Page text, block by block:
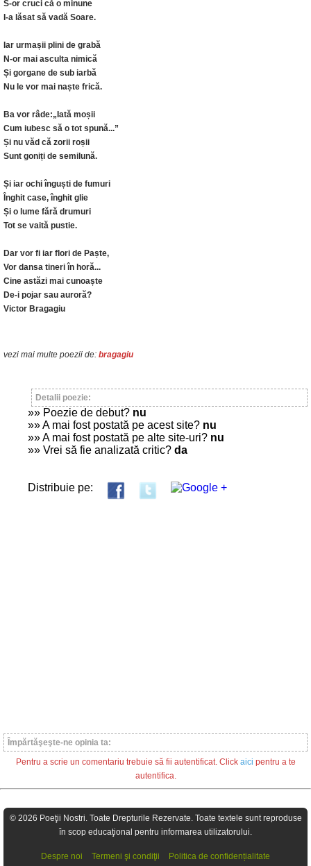
S-or cruci că o minune
I-a lăsat să vadă Soare.
Iar urmașii plini de grabă
N-or mai asculta nimică
Și gorgane de sub iarbă
Nu le vor mai naște frică.
Ba vor râde:„Iată moșii
Cum iubesc să o tot spună...”
Și nu văd că zorii roșii
Sunt goniți de semilună.
Și iar ochi înguști de fumuri
Înghit case, înghit glie
Și o lume fără drumuri
Tot se vaită pustie.
Dar vor fi iar flori de Paște,
Vor dansa tineri în horă...
Cine astăzi mai cunoaște
De-i pojar sau auroră?
Victor Bragagiu
vezi mai multe poezii de: bragagiu
Detalii poezie:
»» Poezie de debut? nu
»» A mai fost postată pe acest site? nu
»» A mai fost postată pe alte site-uri? nu
»» Vrei să fie analizată critic? da
Distribuie pe:
Împărtăşeşte-ne opinia ta:
Pentru a scrie un comentariu trebuie să fii autentificat. Click aici pentru a te
autentifica.
© 2026 Poeţii Nostri. Toate Drepturile Rezervate. Toate textele sunt reproduse
în scop educaţional pentru informarea utilizatorului.
Despre noi Termeni şi condiţii Politica de confidențialitate